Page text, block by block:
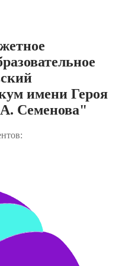
имени Героя
Семенова"